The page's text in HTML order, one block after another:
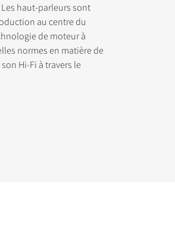
haut-parleurs sont
au centre du
de moteur à
normes en matière de
Hi-Fi à travers le